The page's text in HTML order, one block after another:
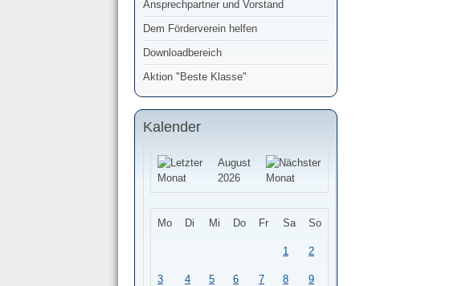
Ansprechpartner und Vorstand
Dem Förderverein helfen
Downloadbereich
Aktion "Beste Klasse"
Kalender
August
2026
Mo Di Mi Do Fr Sa So
1 2
3 4 5 6 7 8 9